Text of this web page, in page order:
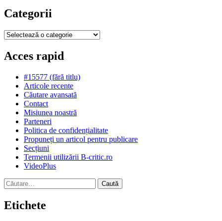
Categorii
Categorii
Acces rapid
#15577 (fără titlu)
Articole recente
Căutare avansată
Contact
Misiunea noastră
Parteneri
Politica de confidențialitate
Propuneți un articol pentru publicare
Secțiuni
Termenii utilizării B-critic.ro
VideoPlus
Caută
după:
Etichete